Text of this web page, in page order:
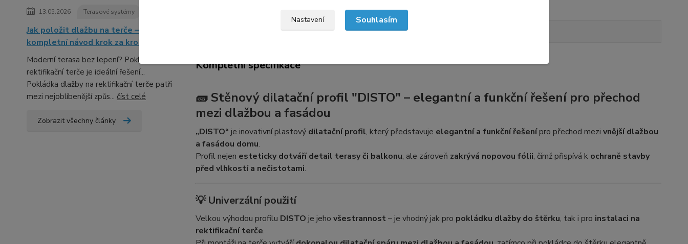
13.05.2026 Terasové systémy
Jak položit dlažbu na terče –
kompletní návod krok za krokem
Moderní terasa bez lepení? Pokládka na
rektifikační terče je ideální řešení...
Pokládka dlažby na rektifikační terče patří
mezi nejoblíbenější způs... číst celé
Zobrazit všechny články
Kompletní specifikace
Kompletní specifikace
🧱 Stěnový dilatační profil "DISTO" – elegantní a funkční řešení pro přechod
mezi dlažbou a fasádou
„DISTO“ je inovativní plastový dilatační profil, který představuje elegantní a funkční řešenípro přechod mezi vnější dlažbou
a fasádou domu.
Profil nejen esteticky dotváří detail terasy či balkonu, ale zároveň zakrývá nopovou fólii, čímž přispívá k ochraně stavby
před vlhkostí a nečistotami.
💡Univerzální použití
Velkou výhodou profilu DISTO je jeho všestrannost – je vhodný jak pro pokládku dlažby do štěrku, tak i pro instalaci na
rektifikační terče.
Nastavení Souhlasím